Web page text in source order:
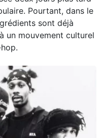
Pourtant, dans le
sont déjà
un mouvement culturel